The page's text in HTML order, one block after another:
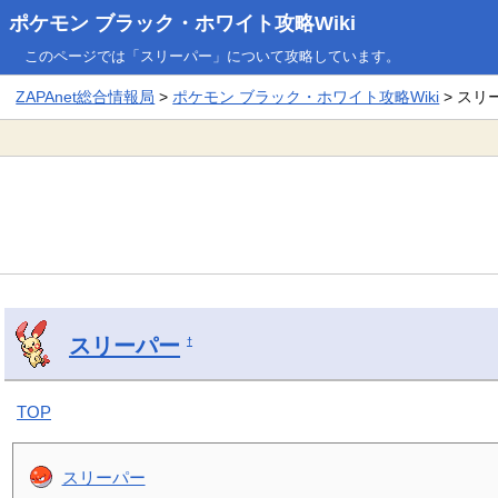
ポケモン ブラック・ホワイト攻略Wiki
このページでは「スリーパー」について攻略しています。
ZAPAnet総合情報局 >ポケモン ブラック・ホワイト攻略Wiki > スリ
スリーパー †
TOP
スリーパー